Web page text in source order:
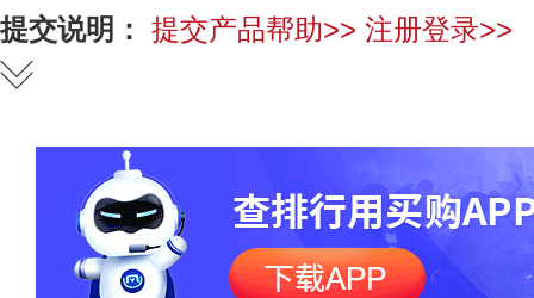
提交说明： 提交产品帮助>> 注册登录>>